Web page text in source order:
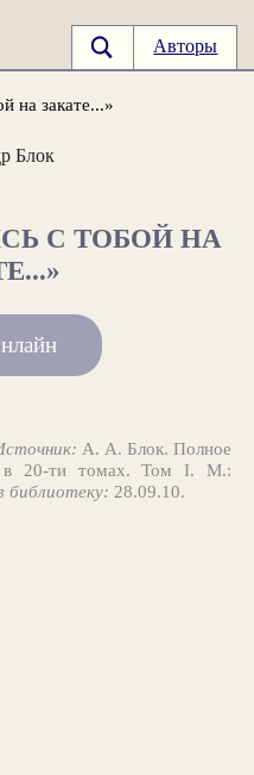
Авторы
на закате...»
Блок
С ТОБОЙ НА
А. А. Блок. Полное
в 20-ти томах. Том I. М.:
библиотеку: 28.09.10.